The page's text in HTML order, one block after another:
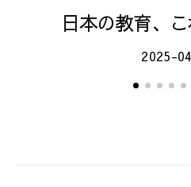
日本の教育、
2025-